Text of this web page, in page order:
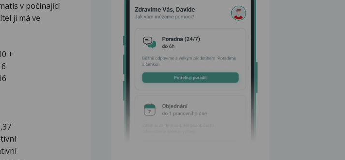
v počínající
ji má ve
+